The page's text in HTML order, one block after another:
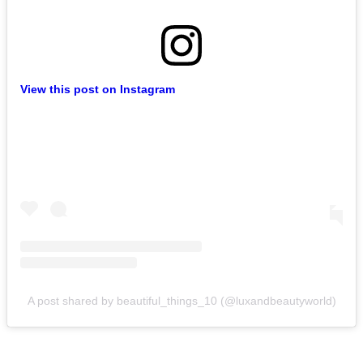
View this post on Instagram
A post shared by beautiful_things_10 (@luxandbeautyworld)